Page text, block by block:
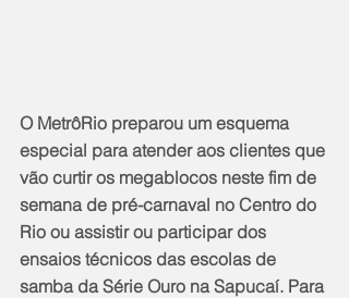
O MetrôRio preparou um esquema
especial para atender aos clientes que
vão curtir os megablocos neste fim de
semana de pré-carnaval no Centro do
Rio ou assistir ou participar dos
ensaios técnicos das escolas de
samba da Série Ouro na Sapucaí. Para